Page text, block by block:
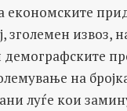
економските
зголемен извоз,
демографските
на
луѓе кои